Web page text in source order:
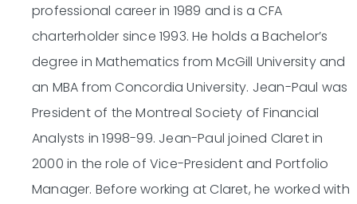
professional career in 1989 and is a CFA
charterholder since 1993. He holds a Bachelor’s
degree in Mathematics from McGill University and
an MBA from Concordia University. Jean-Paul was
President of the Montreal Society of Financial
Analysts in 1998-99. Jean-Paul joined Claret in
2000 in the role of Vice-President and Portfolio
Manager. Before working at Claret, he worked with